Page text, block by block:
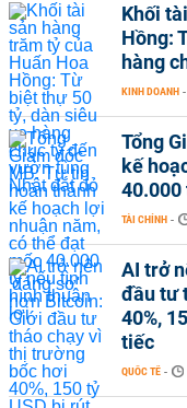
Khối
Hồng:
hàng
KINH DOANH -
Tổng
kế
40.000
TÀI CHÍNH -
AI trở
đầu tư
40%,
tiếc
QUỐC TẾ -